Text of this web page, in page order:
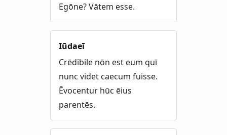
Egōne? Vātem esse.
Iūdaeī
Crēdibile nōn est eum quī
nunc videt caecum fuisse.
Ēvocentur hūc ēius
parentēs.